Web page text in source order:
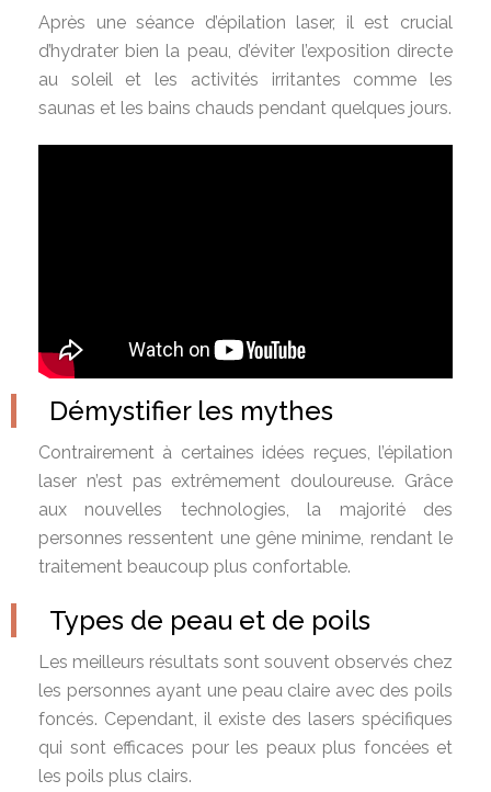
Après une séance d’épilation laser, il est crucial
d’hydrater bien la peau, d’éviter l’exposition directe
au soleil et les activités irritantes comme les
saunas et les bains chauds pendant quelques jours.
Démystifier les mythes
Contrairement à certaines idées reçues, l’épilation
laser n’est pas extrêmement douloureuse. Grâce
aux nouvelles technologies, la majorité des
personnes ressentent une gêne minime, rendant le
traitement beaucoup plus confortable.
Types de peau et de poils
Les meilleurs résultats sont souvent observés chez
les personnes ayant une peau claire avec des poils
foncés. Cependant, il existe des lasers spécifiques
qui sont efficaces pour les peaux plus foncées et
les poils plus clairs.